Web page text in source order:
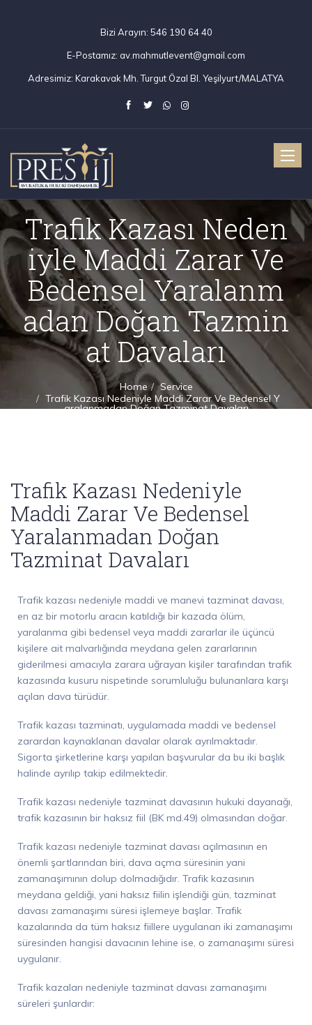
Bizi Arayın: 546 190 64 40
E-Postamız: av.mahmutlevent@gmail.com
Adresimiz: Karakavak Mh. Turgut Özal Bl. Yeşilyurt/MALATYA
Toggle
Trafik Kazası Neden
iyle Maddi Zarar Ve
Bedensel Yaralanm
adan Doğan Tazmin
at Davaları
Home
Service
Trafik Kazası Nedeniyle Maddi Zarar Ve Bedensel Y
aralanmadan Doğan Tazminat Davaları
Trafik Kazası Nedeniyle
Maddi Zarar Ve Bedensel
Yaralanmadan Doğan
Tazminat Davaları
Trafik kazası nedeniyle maddi ve manevi tazminat davası,
en az bir motorlu aracın katıldığı bir kazada ölüm,
yaralanma gibi bedensel veya maddi zararlar ile üçüncü
kişilere ait malvarlığında meydana gelen zararlarının
giderilmesi amacıyla zarara uğrayan kişiler tarafından trafik
kazasında kusuru nispetinde sorumluluğu bulunanlara karşı
açılan dava türüdür.
Trafik kazası tazminatı, uygulamada maddi ve bedensel
zarardan kaynaklanan davalar olarak ayrılmaktadır.
Sigorta şirketlerine karşı yapılan başvurular da bu iki başlık
halinde ayrılıp takip edilmektedir.
Trafik kazası nedeniyle tazminat davasının hukuki dayanağı,
trafik kazasının bir haksız fiil (BK md.49) olmasından doğar.
Trafik kazası nedeniyle tazminat davası açılmasının en
önemli şartlarından biri, dava açma süresinin yani
zamanaşımının dolup dolmadığıdır. Trafik kazasının
meydana geldiği, yani haksız fiilin işlendiği gün, tazminat
davası zamanaşımı süresi işlemeye başlar. Trafik
kazalarında da tüm haksız fiillere uygulanan iki zamanaşımı
süresinden hangisi davacının lehine ise, o zamanaşımı süresi
uygulanır.
Trafik kazaları nedeniyle tazminat davası zamanaşımı
süreleri şunlardır: